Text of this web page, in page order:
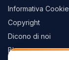
Informativa Cookie
Copyright
Dicono di noi
Blog